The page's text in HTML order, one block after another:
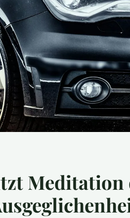
Meditation